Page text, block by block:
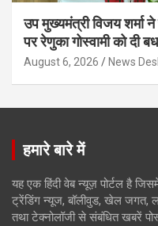
उप मुख्यमंत्री विजय शर्मा
पर रेणुका गोस्वामी को दी
August 6, 2026 News
हमारे बारे में
यह एक हिंदी वेब न्यूज़ पोर्टल है
ट्रेंडिंग न्यूज, बॉलीवुड, खेल जगत,
तथा टेक्नोलॉजी से संबंधित खबरें